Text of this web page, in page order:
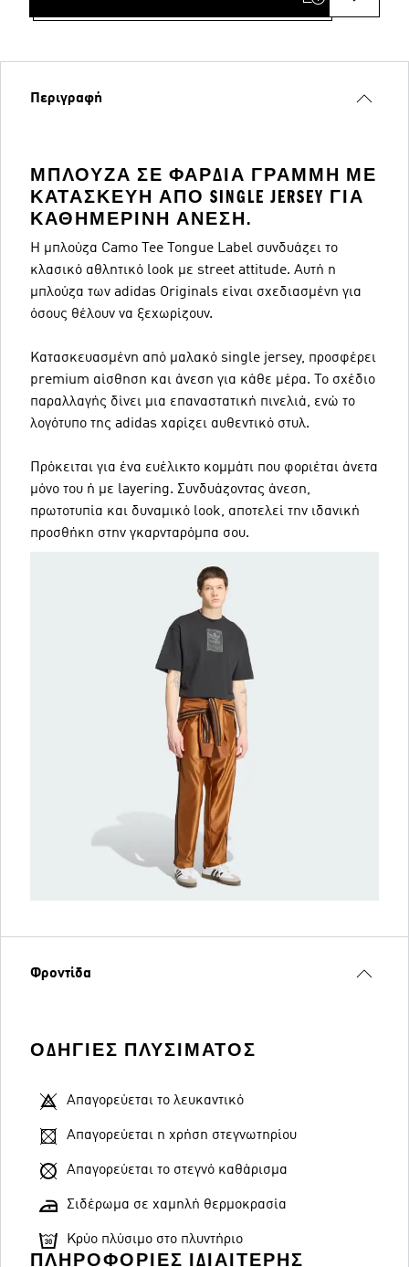
Περιγραφή
ΜΠΛΟΎΖΑ ΣΕ ΦΑΡΔΙΆ ΓΡΑΜΜΉ ΜΕ
ΚΑΤΑΣΚΕΥΉ ΑΠΌ SINGLE JERSEY ΓΙΑ
ΚΑΘΗΜΕΡΙΝΉ ΆΝΕΣΗ.
Η μπλούζα Camo Tee Tongue Label συνδυάζει το
κλασικό αθλητικό look με street attitude. Αυτή η
μπλούζα των adidas Originals είναι σχεδιασμένη για
όσους θέλουν να ξεχωρίζουν.
Κατασκευασμένη από μαλακό single jersey, προσφέρει
premium αίσθηση και άνεση για κάθε μέρα. Το σχέδιο
παραλλαγής δίνει μια επαναστατική πινελιά, ενώ το
λογότυπο της adidas χαρίζει αυθεντικό στυλ.
Πρόκειται για ένα ευέλικτο κομμάτι που φοριέται άνετα
μόνο του ή με layering. Συνδυάζοντας άνεση,
πρωτοτυπία και δυναμικό look, αποτελεί την ιδανική
προσθήκη στην γκαρνταρόμπα σου.
Φροντίδα
ΟΔΗΓΊΕΣ ΠΛΥΣΊΜΑΤΟΣ
Απαγορεύεται το λευκαντικό
Απαγορεύεται η χρήση στεγνωτηρίου
Απαγορεύεται το στεγνό καθάρισμα
Σιδέρωμα σε χαμηλή θερμοκρασία
Κρύο πλύσιμο στο πλυντήριο
ΠΛΗΡΟΦΟΡΊΕΣ ΙΔΙΑΊΤΕΡΗΣ